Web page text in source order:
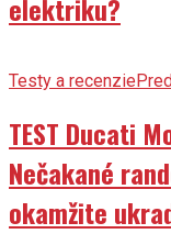
elektriku?
Testy a recenzie
TEST Ducati
Nečakané
okamžite